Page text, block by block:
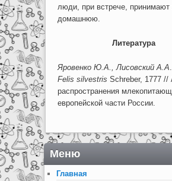
люди, при встрече, принимают
домашнюю.
Литература
Яровенко Ю.А., Лисовский А.А
Felis silvestris Schreber, 1777 //
распространения
европейской части России.
Меню
Главная